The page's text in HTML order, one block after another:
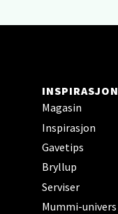
INSPIRASJON
Magasin
Inspirasjon
Gavetips
Bryllup
Serviser
Mummi-univers